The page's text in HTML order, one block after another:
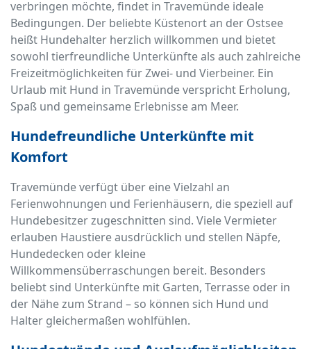
verbringen möchte, findet in Travemünde ideale
Bedingungen. Der beliebte Küstenort an der Ostsee
heißt Hundehalter herzlich willkommen und bietet
sowohl tierfreundliche Unterkünfte als auch zahlreiche
Freizeitmöglichkeiten für Zwei- und Vierbeiner. Ein
Urlaub mit Hund in Travemünde verspricht Erholung,
Spaß und gemeinsame Erlebnisse am Meer.
Hundefreundliche Unterkünfte mit
Komfort
Travemünde verfügt über eine Vielzahl an
Ferienwohnungen und Ferienhäusern, die speziell auf
Hundebesitzer zugeschnitten sind. Viele Vermieter
erlauben Haustiere ausdrücklich und stellen Näpfe,
Hundedecken oder kleine
Willkommensüberraschungen bereit. Besonders
beliebt sind Unterkünfte mit Garten, Terrasse oder in
der Nähe zum Strand – so können sich Hund und
Halter gleichermaßen wohlfühlen.